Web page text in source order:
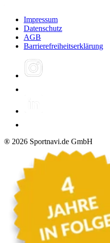
Impressum
Datenschutz
AGB
Barrierefreiheitserklärung
® 2026 Sportnavi.de GmbH